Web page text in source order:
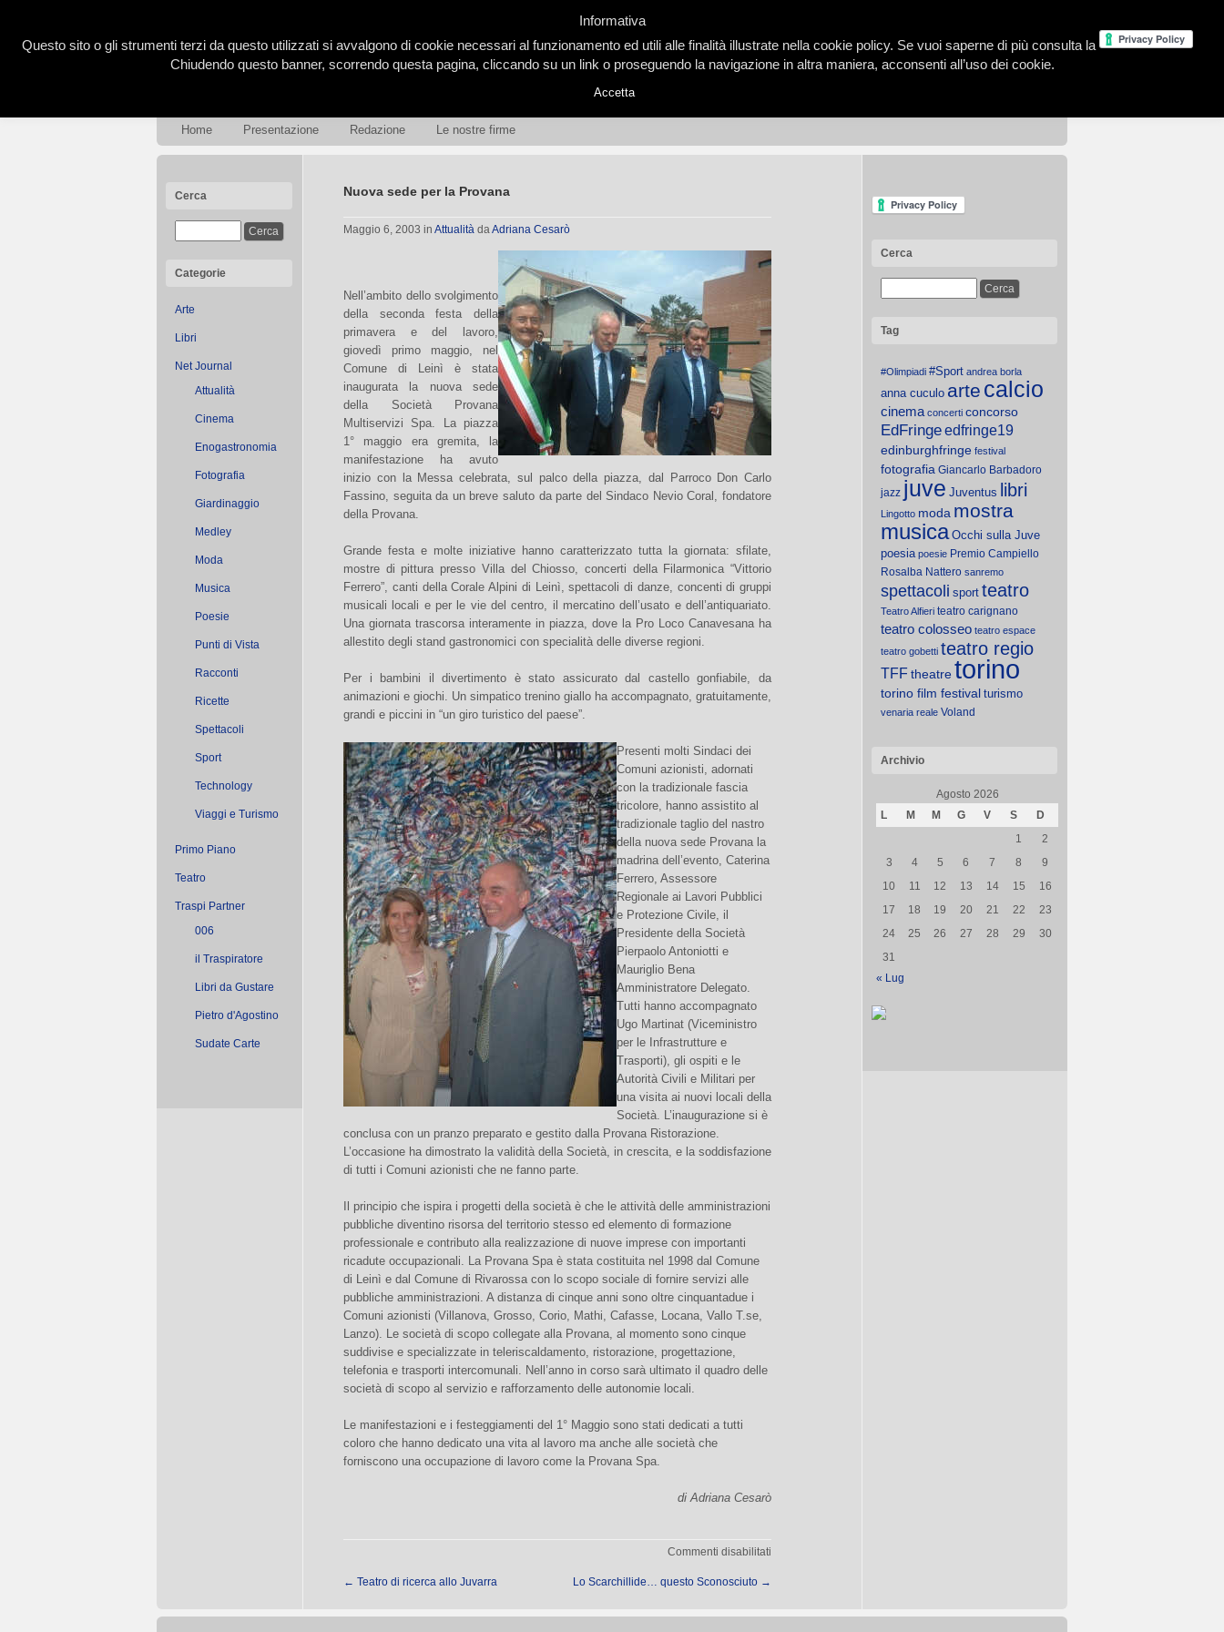
Home Presentazione Redazione Le nostre firme
Cerca
Categorie
Arte
Libri
Net Journal
Attualità
Cinema
Enogastronomia
Fotografia
Giardinaggio
Medley
Moda
Musica
Poesie
Punti di Vista
Racconti
Ricette
Spettacoli
Sport
Technology
Viaggi e Turismo
Primo Piano
Teatro
Traspi Partner
006
il Traspiratore
Libri da Gustare
Pietro d'Agostino
Sudate Carte
Nuova sede per la Provana
Maggio 6, 2003 in Attualità daAdriana Cesarò
Nell’ambito dello svolgimento
della seconda festa della
primavera e del lavoro,
giovedì primo maggio, nel
Comune di Leinì è stata
inaugurata la nuova sede
della Società Provana
Multiservizi Spa. La piazza
1° maggio era gremita, la
manifestazione ha avuto
inizio con la Messa celebrata, sul palco della piazza, dal Parroco Don Carlo
Fassino, seguita da un breve saluto da parte del Sindaco Nevio Coral, fondatore
della Provana.
Grande festa e molte iniziative hanno caratterizzato tutta la giornata: sfilate,
mostre di pittura presso Villa del Chiosso, concerti della Filarmonica “Vittorio
Ferrero”, canti della Corale Alpini di Leinì, spettacoli di danze, concenti di gruppi
musicali locali e per le vie del centro, il mercatino dell’usato e dell’antiquariato.
Una giornata trascorsa interamente in piazza, dove la Pro Loco Canavesana ha
allestito degli stand gastronomici con specialità delle diverse regioni.
Per i bambini il divertimento è stato assicurato dal castello gonfiabile, da
animazioni e giochi. Un simpatico trenino giallo ha accompagnato, gratuitamente,
grandi e piccini in “un giro turistico del paese”.
Presenti molti Sindaci dei
Comuni azionisti, adornati
con la tradizionale fascia
tricolore, hanno assistito al
tradizionale taglio del nastro
della nuova sede Provana la
madrina dell’evento, Caterina
Ferrero, Assessore
Regionale ai Lavori Pubblici
e Protezione Civile, il
Presidente della Società
Pierpaolo Antoniotti e
Mauriglio Bena
Amministratore Delegato.
Tutti hanno accompagnato
Ugo Martinat (Viceministro
per le Infrastrutture e
Trasporti), gli ospiti e le
Autorità Civili e Militari per
una visita ai nuovi locali della
Società. L’inaugurazione si è
conclusa con un pranzo preparato e gestito dalla Provana Ristorazione.
L’occasione ha dimostrato la validità della Società, in crescita, e la soddisfazione
di tutti i Comuni azionisti che ne fanno parte.
Il principio che ispira i progetti della società è che le attività delle amministrazioni
pubbliche diventino risorsa del territorio stesso ed elemento di formazione
professionale e contributo alla realizzazione di nuove imprese con importanti
ricadute occupazionali. La Provana Spa è stata costituita nel 1998 dal Comune
di Leinì e dal Comune di Rivarossa con lo scopo sociale di fornire servizi alle
pubbliche amministrazioni. A distanza di cinque anni sono oltre cinquantadue i
Comuni azionisti (Villanova, Grosso, Corio, Mathi, Cafasse, Locana, Vallo T.se,
Lanzo). Le società di scopo collegate alla Provana, al momento sono cinque
suddivise e specializzate in teleriscaldamento, ristorazione, progettazione,
telefonia e trasporti intercomunali. Nell’anno in corso sarà ultimato il quadro delle
società di scopo al servizio e rafforzamento delle autonomie locali.
Le manifestazioni e i festeggiamenti del 1° Maggio sono stati dedicati a tutti
coloro che hanno dedicato una vita al lavoro ma anche alle società che
forniscono una occupazione di lavoro come la Provana Spa.
di Adriana Cesarò
Commenti disabilitati
← Teatro di ricerca allo Juvarra Lo Scarchillide… questo Sconosciuto →
Cerca
Tag
#Olimpiadi #Sport andrea borla
anna cuculo arte calcio
cinema concerti concorso
EdFringeedfringe19
edinburghfringe festival
fotografia Giancarlo Barbadoro
jazz juve Juventus libri
Lingotto moda mostra
musica Occhi sulla Juve
poesia poesie Premio Campiello
Rosalba Nattero sanremo
spettacoli sport teatro
Teatro Alfieri teatro carignano
teatro colosseo teatro espace
teatro gobetti teatro regio
TFFtheatretorino
torino film festival turismo
venaria reale Voland
Archivio
Agosto 2026
L
M M G V S
D
1
2
3
4 5 6 7 8
9
10
11 12 13 14 15
16
17
18 19 20 21 22
23
24
25 26 27 28 29
30
31
« Lug
Informativa
Questo sito o gli strumenti terzi da questo utilizzati si avvalgono di cookie necessari al funzionamento ed utili alle finalità illustrate nella cookie policy. Se vuoi saperne di più consulta la
Chiudendo questo banner, scorrendo questa pagina, cliccando su un link o proseguendo la navigazione in altra maniera, acconsenti all’uso dei cookie.
Accetta